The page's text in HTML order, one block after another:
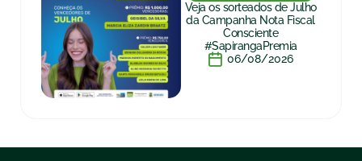
Veja os sorteados de Julho
da Campanha Nota Fiscal
Consciente
#SapirangaPremia
06/08/2026